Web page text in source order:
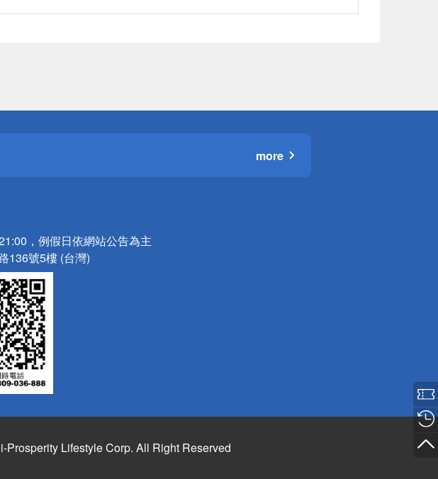
more
，例假日依網站公告為主
136號5樓 (台灣)
Lifestyle Corp. All Right Reserved